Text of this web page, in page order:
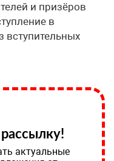
и призёров
в
вступительных
актуальные